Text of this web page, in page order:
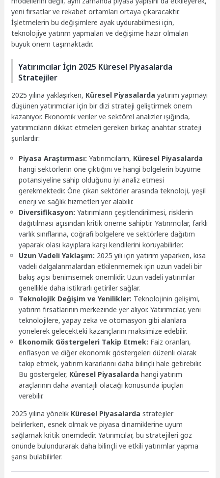
yeni fırsatlar ve rekabet ortamları ortaya çıkaracaktır.
İşletmelerin bu değişimlere ayak uydurabilmesi için,
teknolojiye yatırım yapmaları ve değişime hazır olmaları
büyük önem taşımaktadır.
Yatırımcılar İçin 2025 Küresel Piyasalarda
Stratejiler
2025 yılına yaklaşırken, Küresel Piyasalarda yatırım yapmayı
düşünen yatırımcılar için bir dizi strateji geliştirmek önem
kazanıyor. Ekonomik veriler ve sektörel analizler ışığında,
yatırımcıların dikkat etmeleri gereken birkaç anahtar strateji
şunlardır:
Piyasa Araştırması: Yatırımcıların, Küresel Piyasalarda
hangi sektörlerin öne çıktığını ve hangi bölgelerin büyüme
potansiyeline sahip olduğunu iyi analiz etmesi
gerekmektedir. Öne çıkan sektörler arasında teknoloji, yeşil
enerji ve sağlık hizmetleri yer alabilir.
Diversifikasyon: Yatırımların çeşitlendirilmesi, risklerin
dağıtılması açısından kritik öneme sahiptir. Yatırımcılar, farklı
varlık sınıflarına, coğrafi bölgelere ve sektörlere dağıtım
yaparak olası kayıplara karşı kendilerini koruyabilirler.
Uzun Vadeli Yaklaşım: 2025 yılı için yatırım yaparken, kısa
vadeli dalgalanmalardan etkilenmemek için uzun vadeli bir
bakış açısı benimsemek önemlidir. Uzun vadeli yatırımlar
genellikle daha istikrarlı getiriler sağlar.
Teknolojik Değişim ve Yenilikler: Teknolojinin gelişimi,
yatırım fırsatlarının merkezinde yer alıyor. Yatırımcılar, yeni
teknolojilere, yapay zeka ve otomasyon gibi alanlara
yönelerek gelecekteki kazançlarını maksimize edebilir.
Ekonomik Göstergeleri Takip Etmek: Faiz oranları,
enflasyon ve diğer ekonomik göstergeleri düzenli olarak
takip etmek, yatırım kararlarını daha bilinçli hale getirebilir.
Bu göstergeler, Küresel Piyasalarda hangi yatırım
araçlarının daha avantajlı olacağı konusunda ipuçları
verebilir.
2025 yılına yönelik Küresel Piyasalarda stratejiler
belirlerken, esnek olmak ve piyasa dinamiklerine uyum
sağlamak kritik önemdedir. Yatırımcılar, bu stratejileri göz
önünde bulundurarak daha bilinçli ve etkili yatırımlar yapma
şansı bulabilirler.